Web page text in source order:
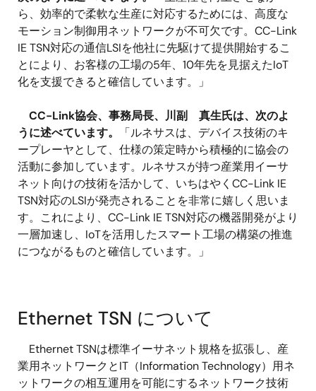
ら、効率的で柔軟な生産に対応するためには、高度な
モーション制御用ネットワークが不可欠です。CC-Link
IE TSN対応の通信LSIを他社に先駆けて提供開始するこ
とにより、お客様の工場の5年、10年先を見据えたIoT
化を支援できると確信しています。」
CC-Link協会、事務局長、川副 真生氏は、次のよ
うに述べています。
「ルネサスは、デバイス技術のキ
ープレーヤとして、仕様の策定時から積極的に協会の
活動に参加しています。ルネサスが持つ産業用イーサ
ネット向けの技術を活かして、いちはやくCC-Link IE
TSN対応のLSIが発売されることを非常に嬉しく思いま
す。これにより、CC-Link IE TSN対応の機器開発がより
一層加速し、IoTを活用したスマート工場の構築の推進
につながるものと確信しています。」
Ethernet TSN について
Ethernet TSNは標準イーサネット規格を拡張し、産
業用ネットワークとIT（Information Technology）用ネ
ットワークの相互運用を可能にするネットワーク技術